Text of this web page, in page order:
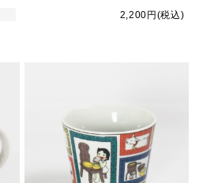
2,200円(税込)